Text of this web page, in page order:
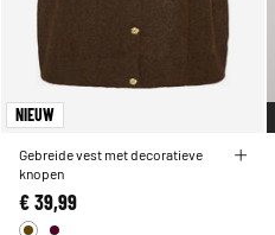
NIEUW
Gebreide vest met decoratieve
knopen
€ 39,99